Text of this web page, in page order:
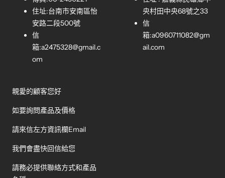
住址:台南市安南區怡
安路二段500號
信
箱:a2475328@gmail.c
om
央村田中央68號之33
信
箱:a0960711082@gm
ail.com
親愛的顧客您好
如要詢問產品及價格
請來信左方資訊欄Email
我們會盡快回信給您
請務必提供聯絡方式和產品